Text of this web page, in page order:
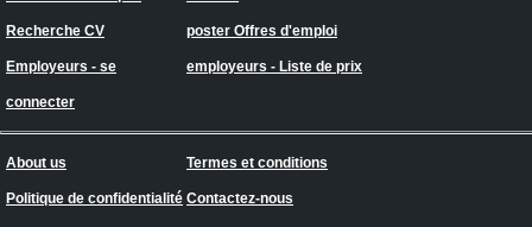
Recherche CV poster Offres d'emploi
Employeurs - se
connecter
employeurs - Liste de prix
About us Termes et conditions
Politique de confidentialité Contactez-nous